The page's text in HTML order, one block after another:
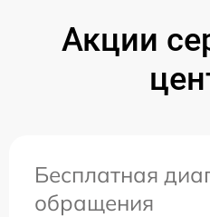
Акции
Бесплатная
обращения